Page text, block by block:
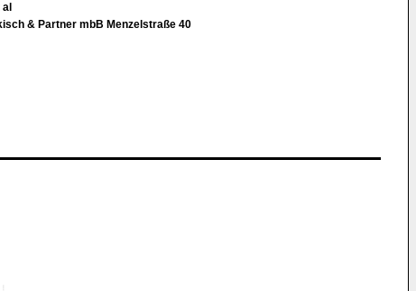
& Partner mbB Menzelstraße 40